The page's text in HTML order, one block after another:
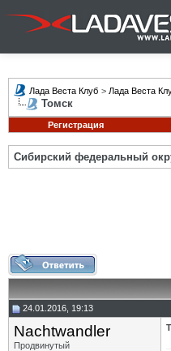
Лада Веста Клуб > Лада Веста
Томск
Регистрация
Сибирский федеральный
24.01.2016, 19:13
Nachtwandler
Продвинутый